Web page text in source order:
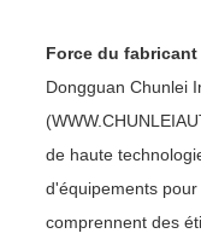
Force du fabricant
Dongguan Chunlei
de haute
d'équipements
comprennent des